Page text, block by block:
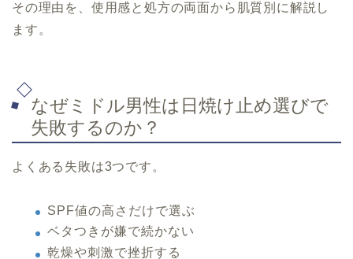
その理由を、使用感と処方の両面から肌質別に解説し
ます。
なぜミドル男性は日焼け止め選びで
失敗するのか？
よくある失敗は3つです。
SPF値の高さだけで選ぶ
ベタつきが嫌で続かない
乾燥や刺激で挫折する